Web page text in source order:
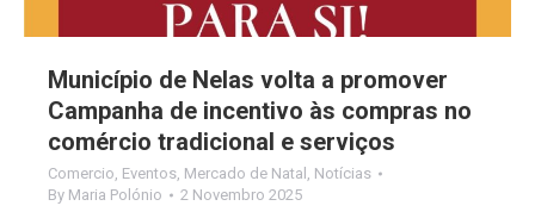
Município de Nelas volta a promover
Campanha de incentivo às compras no
comércio tradicional e serviços
Comercio, Eventos, Mercado de Natal , Notícias
By Maria Polónio 2 Novembro 2025